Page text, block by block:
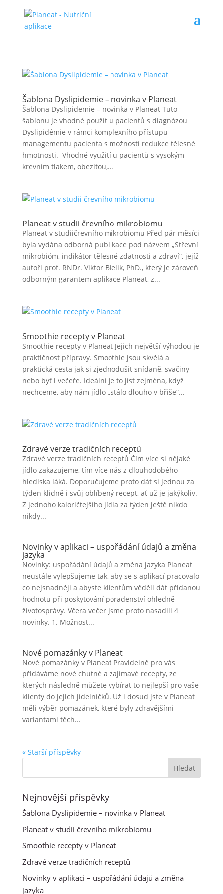
Šablona Dyslipidemie – novinka v Planeat
Šablona Dyslipidemie – novinka v Planeat Tuto
šablonu je vhodné použít u pacientů s diagnózou
Dyslipidémie v rámci komplexního přístupu
managementu pacienta s možností redukce tělesné
hmotnosti. Vhodné využití u pacientů s vysokým
krevním tlakem, obezitou,...
Planeat v studii črevního mikrobiomu
Planeat v studiičrevního mikrobiomu Před pár měsíci
byla vydána odborná publikace pod názvem „Střevní
mikrobióm, indikátor tělesné zdatnosti a zdraví“, jejíž
autoři prof. RNDr. Viktor Bielik, PhD., který je zároveň
odborným garantem aplikace Planeat, z...
Smoothie recepty v Planeat
Smoothie recepty v Planeat Jejich největší výhodou je
praktičnost přípravy. Smoothie jsou skvělá a
praktická cesta jak si zjednodušit snídaně, svačiny
nebo byť i večeře. Ideální je to jíst zejména, když
nechceme, aby nám jídlo „stálo dlouho v břiše“...
Zdravé verze tradičních receptů
Zdravé verze tradičních receptů Čím více si nějaké
jídlo zakazujeme, tím více nás z dlouhodobého
hlediska láká. Doporučujeme proto dát si jednou za
týden klidně i svůj oblíbený recept, ať už je jakýkoliv.
Z jednoho kaloričtejšího jídla za týden ještě nikdo
nikdy...
Novinky v aplikaci – uspořádání údajů a změna
jazyka
Novinky: uspořádání údajů a změna jazyka Planeat
neustále vylepšujeme tak, aby se s aplikací pracovalo
co nejsnadněji a abyste klientům věděli dát přidanou
hodnotu při poskytování poradenství ohledně
životosprávy. Včera večer jsme proto nasadili 4
novinky. 1. Možnost...
Nové pomazánky v Planeat
Nové pomazánky v Planeat Pravidelně pro vás
přidáváme nové chutné a zajímavé recepty, ze
kterých následně můžete vybírat to nejlepší pro vaše
klienty do jejich jídelníčků. Už i dosud jste v Planeat
měli výběr pomazánek, které byly zdravějšími
variantami těch...
« Starší příspěvky
Nejnovější příspěvky
Šablona Dyslipidemie – novinka v Planeat
Planeat v studii črevního mikrobiomu
Smoothie recepty v Planeat
Zdravé verze tradičních receptů
Novinky v aplikaci – uspořádání údajů a změna
jazyka